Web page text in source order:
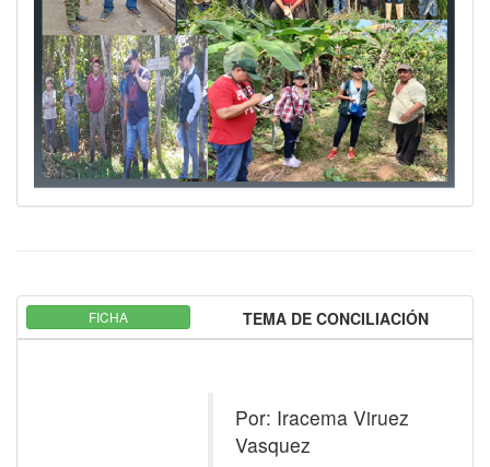
FICHA TEMA DE CONCILIACIÓN
Por: Iracema Viruez
Vasquez